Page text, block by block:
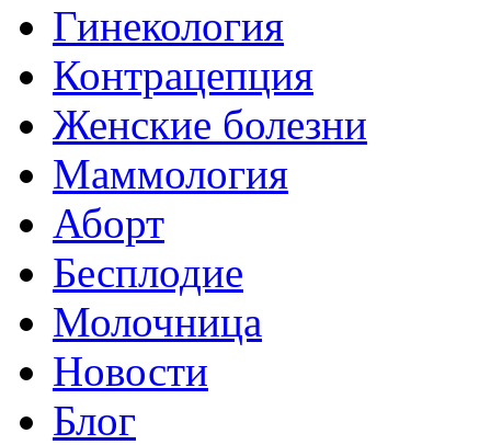
Гинекология
Контрацепция
Женские болезни
Маммология
Аборт
Бесплодие
Молочница
Новости
Блог